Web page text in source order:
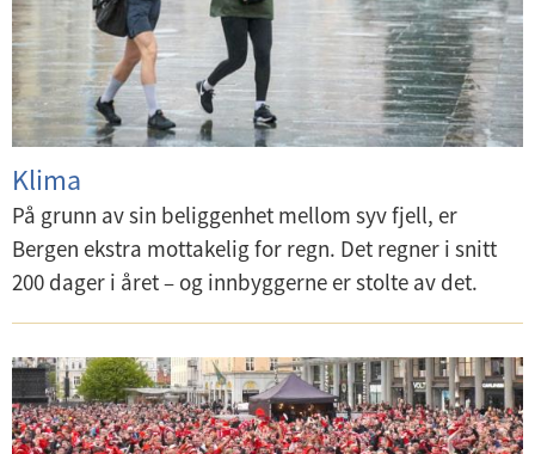
Klima
På grunn av sin beliggenhet mellom syv fjell, er
Bergen ekstra mottakelig for regn. Det regner i snitt
200 dager i året – og innbyggerne er stolte av det.